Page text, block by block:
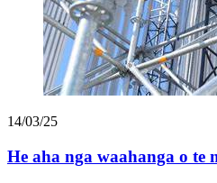
14/03/25
He aha nga waahanga o te